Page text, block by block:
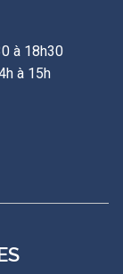
à 18h30
à 15h